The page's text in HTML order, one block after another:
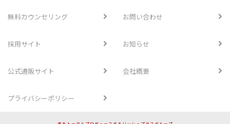
無料カウンセリング お問い合わせ
採用サイト お知らせ
公式通販サイト 会社概要
プライバシーポリシー